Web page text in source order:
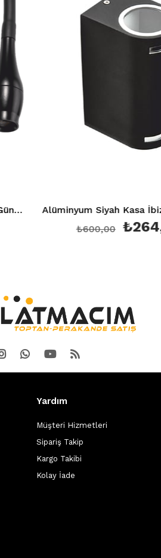
₺264,00
₺600,00
Yardım
Müşteri Hizmetleri
Sipariş Takip
Kargo Takibi
Kolay İade